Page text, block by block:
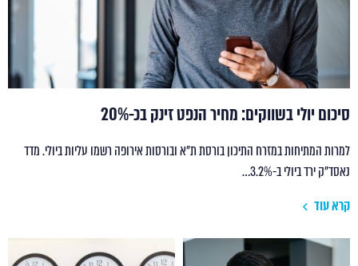
סיכום יולי בשווקים: מחיר הנפט זינק בכ-20%
למרות המתיחות במזרח התיכון בורסת ת"א ובורסות אירופה רשמו עליות ביולי. מדד
נאסד"ק ירד ביולי ב-3.2%…
קרא עוד